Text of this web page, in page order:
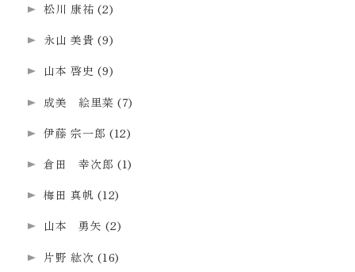
松川 康祐 (2)
永山 美貴 (9)
山本 啓史 (9)
成美 絵里菜 (7)
伊藤 宗一郎 (12)
倉田 幸次郎 (1)
梅田 真帆 (12)
山本 勇矢 (2)
片野 紘次 (16)